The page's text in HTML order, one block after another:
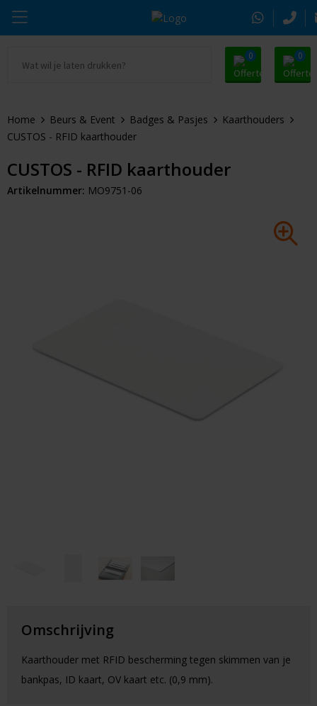
0 0
Drinkwaren
Tassen & Reizen
Alle promosnoepje
Zomer
Kerst
Thule
Alle merken
Home Beurs & Event Badges & Pasjes
Kaarthouders
CUSTOS - RFID kaarthouder
CUSTOS - RFID kaarthouder
Artikelnummer: MO9751-06
Omschrijving
Kaarthouder met RFID bescherming tegen skimmen van je
bankpas, ID kaart, OV kaart etc. (0,9 mm).